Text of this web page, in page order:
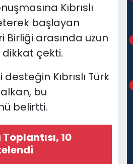
Kıbrıslı
başlayan
Birliği arasında uzun
dikkat çekti.
Kıbrıslı Türk
bu
belirtti.
10